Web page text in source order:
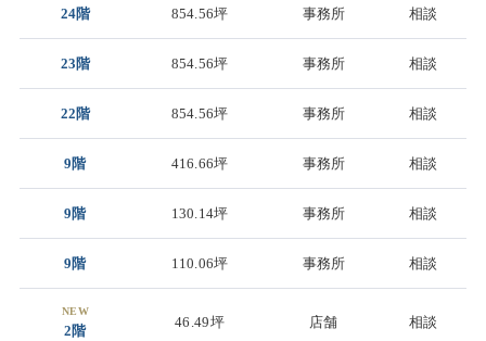
24階 854.56坪 事務所 相談
23階 854.56坪 事務所 相談
22階 854.56坪 事務所 相談
9階 416.66坪 事務所 相談
9階 130.14坪 事務所 相談
9階 110.06坪 事務所 相談
NEW
2階
46.49坪 店舗 相談